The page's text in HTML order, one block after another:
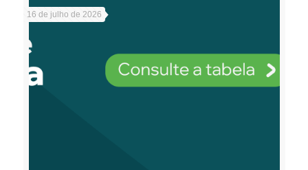
16 de julho de 2026